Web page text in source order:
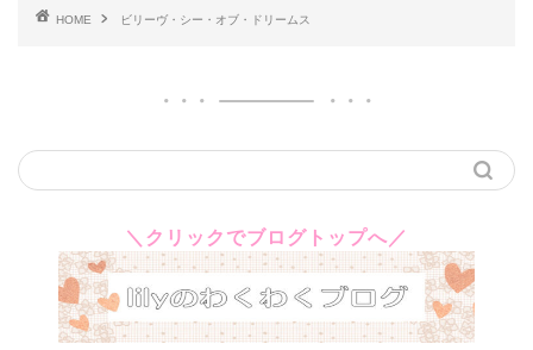
HOME ビリーヴ・シー・オブ・ドリームス
＼クリックでブログトップへ／